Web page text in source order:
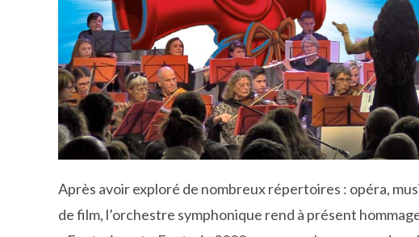
Après avoir exploré de nombreux répertoires : opéra,
de film, l’orchestre symphonique rend à présent